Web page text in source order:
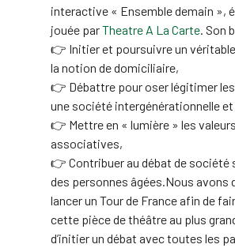
interactive « Ensemble demain »,
jouée parTheatre A La Carte. Son
👉 Initier et poursuivre un
la notion de domiciliaire,
👉 Débattre pour oser légitimer les
une société intergénérationnelle
👉 Mettre en « lumière » les valeurs
associatives,
👉 Contribuer au débat de société
des personnes âgées.Nous avons
lancer un Tour de France afin de
cette pièce de théâtre au plus
d’initier un débat avec toutes les